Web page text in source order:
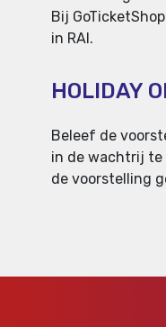
Bij
in RAI.
HOLIDAY
Beleef de
in de wachtrij te
de voorstelling